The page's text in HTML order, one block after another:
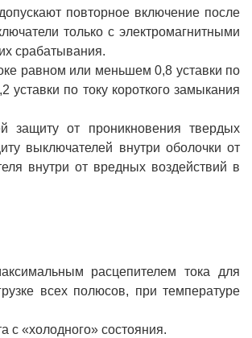
повторное включение после
только с электромагнитными
срабатывания.
равном или меньшем 0,8 уставки по
по току короткого замыкания
защиту от проникновения твердых
выключателей внутри оболочки от
внутри от вредных воздействий в
расцепителем тока для
всех полюсов, при температуре
с «холодного» состояния.